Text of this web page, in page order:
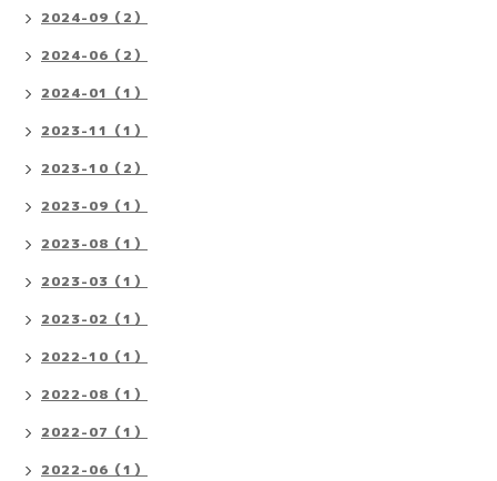
2024-09（2）
2024-06（2）
2024-01（1）
2023-11（1）
2023-10（2）
2023-09（1）
2023-08（1）
2023-03（1）
2023-02（1）
2022-10（1）
2022-08（1）
2022-07（1）
2022-06（1）